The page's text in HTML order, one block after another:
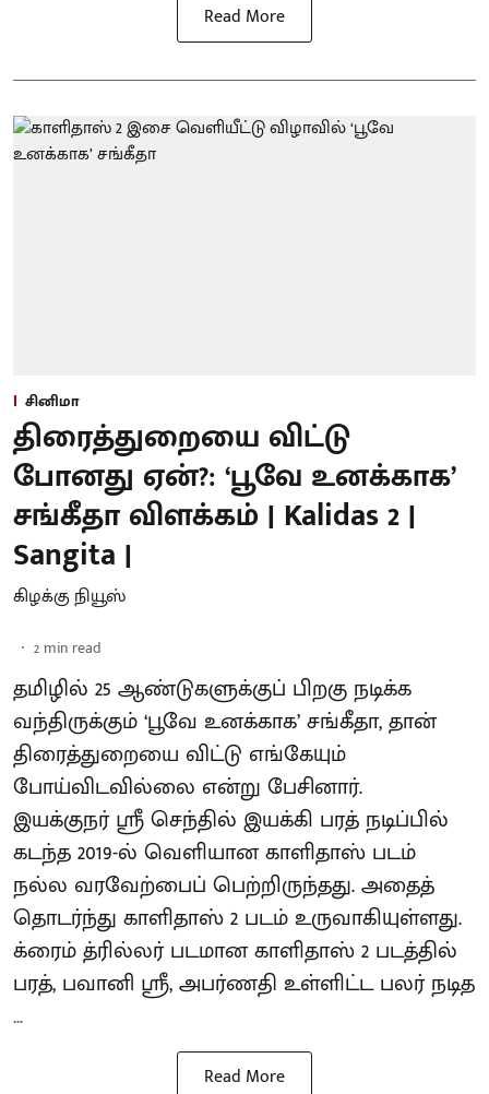
Read More
சினிமா
திரைத்துறையை விட்டு
போனது ஏன்?: ‘பூவே உனக்காக’
சங்கீதா விளக்கம் | Kalidas 2 |
Sangita |
கிழக்கு நியூஸ்
2 min read
தமிழில் 25 ஆண்டுகளுக்குப் பிறகு நடிக்க
வந்திருக்கும் ‘பூவே உனக்காக’ சங்கீதா, தான்
திரைத்துறையை விட்டு எங்கேயும்
போய்விடவில்லை என்று பேசினார்.
இயக்குநர் ஸ்ரீ செந்தில் இயக்கி பரத் நடிப்பில்
கடந்த 2019-ல் வெளியான காளிதாஸ் படம்
நல்ல வரவேற்பைப் பெற்றிருந்தது. அதைத்
தொடர்ந்து காளிதாஸ் 2 படம் உருவாகியுள்ளது.
க்ரைம் த்ரில்லர் படமான காளிதாஸ் 2 படத்தில்
பரத், பவானி ஸ்ரீ, அபர்ணதி உள்ளிட்ட பலர் நடித
...
Read More